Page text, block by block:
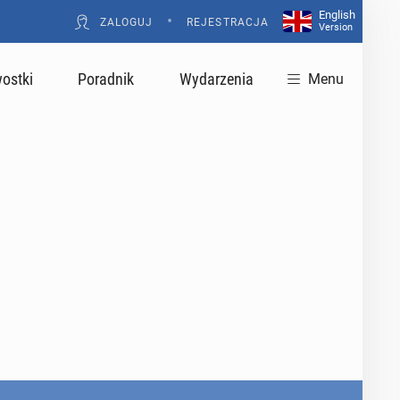
ZALOGUJ • REJESTRACJA
English
Version
Poradnik Wydarzenia Menu